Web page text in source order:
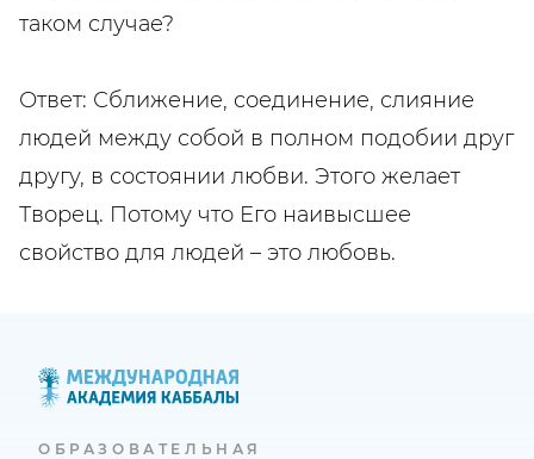
таком случае?
Ответ: Сближение, соединение, слияние
людей между собой в полном подобии друг
другу, в состоянии любви. Этого желает
Творец. Потому что Его наивысшее
свойство для людей – это любовь.
ОБРАЗОВАТЕЛЬНАЯ